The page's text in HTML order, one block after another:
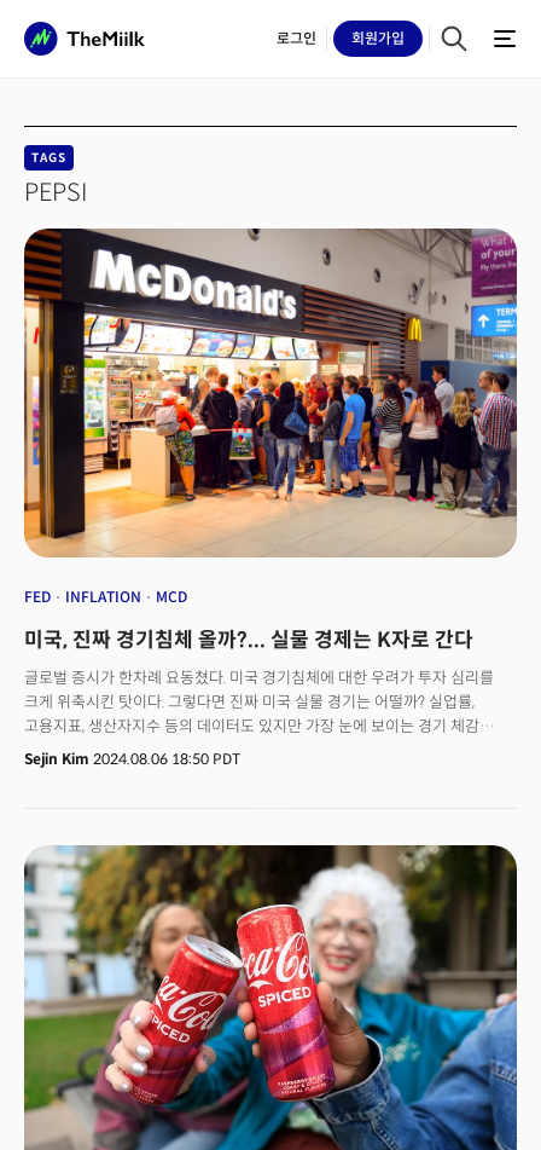
로그인 회원가입
TAGS
PEPSI
FED INFLATION MCD
미국, 진짜 경기침체 올까?... 실물 경제는 K자로 간다
글로벌 증시가 한차례 요동쳤다. 미국 경기침체에 대한 우려가 투자 심리를
크게 위축시킨 탓이다. 그렇다면 진짜 미국 실물 경기는 어떨까? 실업률,
고용지표, 생산자지수 등의 데이터도 있지만 가장 눈에 보이는 경기 체감
요소는 미국 '프랜차이즈 가격' 전략을 들여다보는 것이다. 실제 '빅맥지수'는
세계 각국의 환율과 물가를 알아보는 척도로 인정받았다. 맥도널드 등 미국
지난 6월 24일(현지시각) 버거킹이 5달러짜리 '유어 웨이 밀(Your Way
Meal)'을 내놓았다. 그러자 맥도날드는 하루 뒤인 25일부터 5달러짜리
‘맥더블 밀’을 출시했다. 한 달간 판매되는 기간 한정 메뉴로 맥더블 버거 혹은
맥치킨 샌드위치와 치킨 너겟, 감자튀김, 음료로 구성된다. 1달러 이상 구매 시
감자튀김 한 개를 무료로 제공하는 앱 전용 ‘무료 감자튀김 제공 금요일’
서비스도 부활했다.맥더블 밀은 당초 한시 상품(4주)으로 출시했지만, 뜨거운
반응에 힘입어 기한을 연장했다. 맥도날드는 지난 2018년 1달러, 2달러,
3달러짜리 가성비 메뉴 품목을 출시한 후 지난해 1달러 짜리 품목을 제거한
바 있다.덕분에 맥도날드는 지난 30일(현지시각) 2분기 실적발표에서
목표치에 못 미치는 결과를 발표했지만, 가격 인하 기조에 공감대가 형성,
주가는 3.7%가량 올랐다. 조 얼링거 맥도날드 미국 사장은 당시 "5달러
세트의 판매 건수가 기대치를 넘어섰다"며 "이 상품의 체험률은 저소득층
소비자들 사이에서 가장 높으며, 소비심리가 긍정적으로 바뀌기 시작했다"고
Sejin Kim 2024.08.06 18:50 PDT